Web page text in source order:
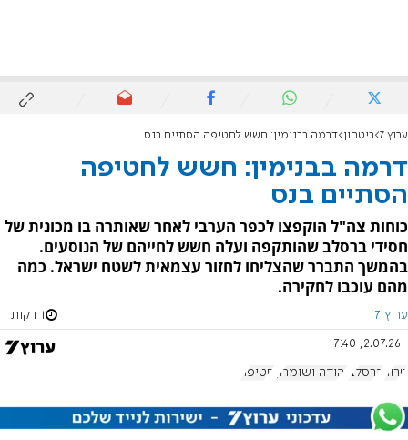
ערוץ 7 ביטחון דרמה בבנימין: חשש לחטיפה הסתיים בנס
דרמה בבנימין: חשש לחטיפה
הסתיים בנס
כוחות צה"ל הוקפצו לכפר הערבי לאחר שאותרה בו מכונית של
חסידי ברסלב שהותקפה ועלה חשש לחייהם של הנוסעים.
בהמשך התברר שהצליחו לחזור עצמאית לשטח ישראל. כמה
מהם עוכבו לחקירה.
ערוץ 7 1 דקות
2.07.26, 7:40
טרור ברסלב יהודה ושומרון חטיפה